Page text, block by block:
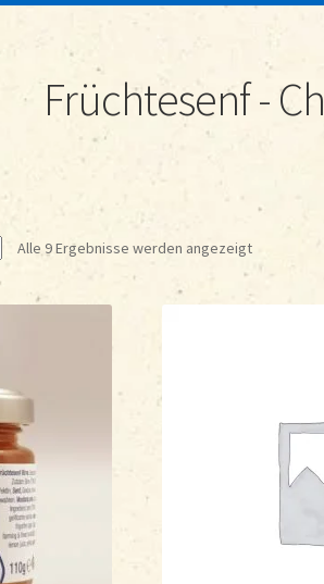
Früchtesenf -
Alle 9 Ergebnisse werden angezeigt